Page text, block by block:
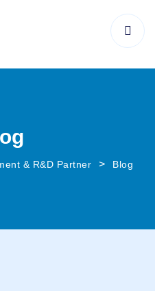
& R&D Partner > Blog